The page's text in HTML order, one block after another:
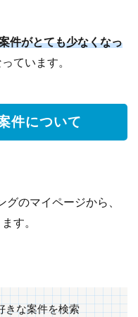
件がとても少なくなっ
ています。
件について
のマイページから、
す。
きな案件を検索